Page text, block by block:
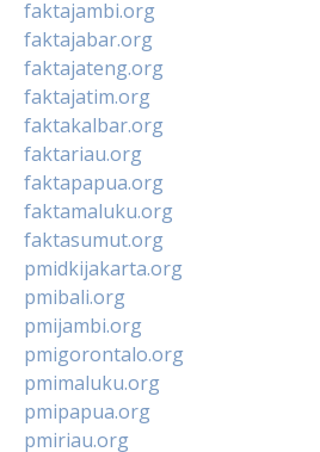
faktajambi.org
faktajabar.org
faktajateng.org
faktajatim.org
faktakalbar.org
faktariau.org
faktapapua.org
faktamaluku.org
faktasumut.org
pmidkijakarta.org
pmibali.org
pmijambi.org
pmigorontalo.org
pmimaluku.org
pmipapua.org
pmiriau.org